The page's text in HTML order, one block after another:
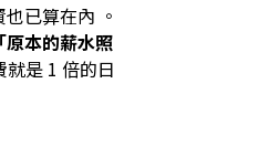
已算在內 。
「原本的薪水照
是 1 倍的日